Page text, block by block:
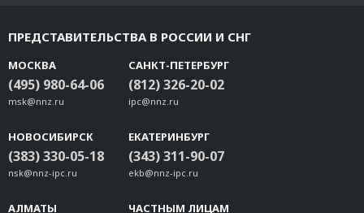
ПРЕДСТАВИТЕЛЬСТВА В РОССИИ И СНГ
МОСКВА
(495) 980-64-06
msk@nnz.ru
САНКТ-ПЕТЕРБУРГ
(812) 326-20-02
ipc@nnz.ru
НОВОСИБИРСК
(383) 330-05-18
nsk@nnz-ipc.ru
ЕКАТЕРИНБУРГ
(343) 311-90-07
ekb@nnz-ipc.ru
АЛМАТЫ ЧАСТНЫМ ЛИЦАМ